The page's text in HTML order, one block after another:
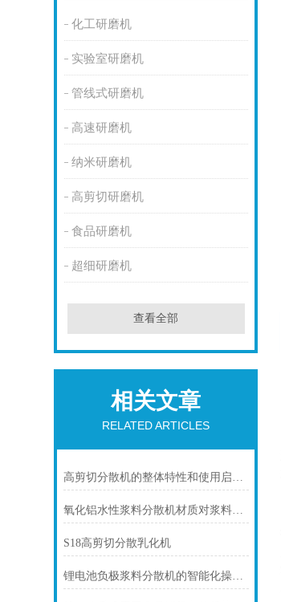
化工研磨机
实验室研磨机
管线式研磨机
高速研磨机
纳米研磨机
高剪切研磨机
食品研磨机
超细研磨机
查看全部
相关文章
RELATED ARTICLES
高剪切分散机的整体特性和使用启动前准备
氧化铝水性浆料分散机材质对浆料金属离子污染的控制介绍
S18高剪切分散乳化机
锂电池负极浆料分散机的智能化操作与自动化生产流程